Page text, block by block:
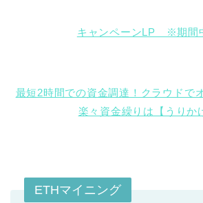
キャンペーンLP ※期間
最短2時間での資金調達！クラウドで
楽々資金繰りは【うりか
ETHマイニング